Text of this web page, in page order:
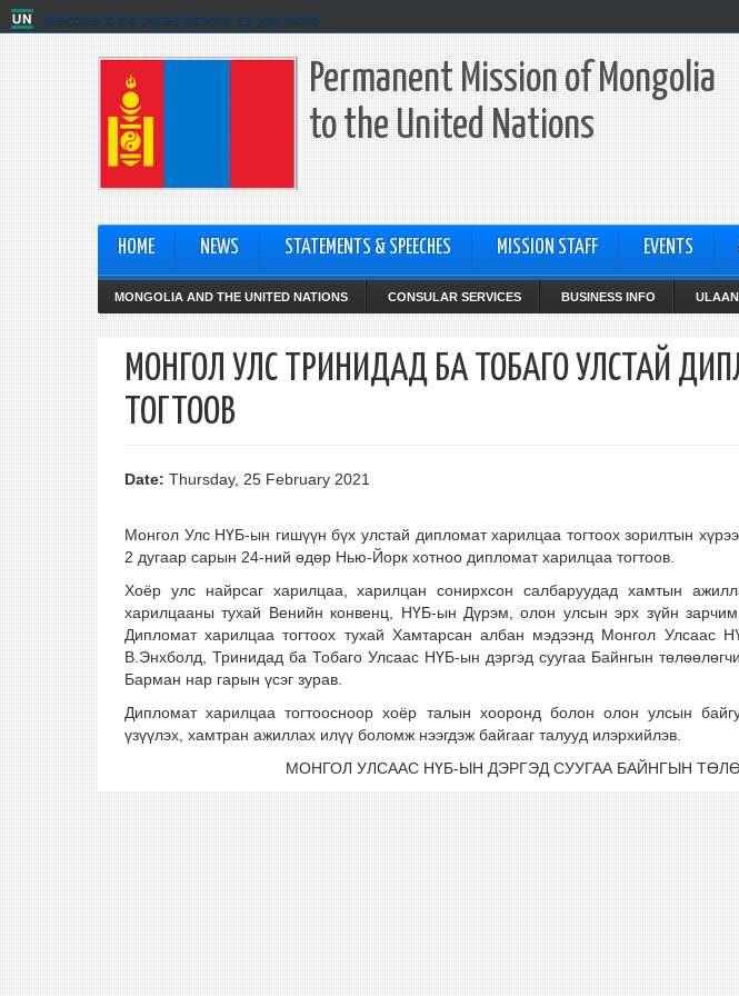
Welcome to the United Nations. It's your world.
Permanent Mission of Mongolia
to the United Nations
HOME NEWS STATEMENTS & SPEECHES MISSION STAFF EVENTS
MONGOLIA AND THE UNITED NATIONS CONSULAR SERVICES BUSINESS INFO
МОНГОЛ УЛС ТРИНИДАД БА ТОБАГО УЛСТАЙ
ТОГТООВ
Date: Thursday, 25 February 2021
Монгол Улс НҮБ-ын гишүүн бүх улстай дипломат харилцаа тогтоох зорилтын
2 дугаар сарын 24-ний өдөр Нью-Йорк хотноо дипломат харилцаа тогтоов.
Хоёр улс найрсаг харилцаа, харилцан сонирхсон салбаруудад хамтын
харилцааны тухай Венийн конвенц, НҮБ-ын Дүрэм, олон улсын эрх зүйн
Дипломат харилцаа тогтоох тухай Хамтарсан албан мэдээнд Монгол Улсаас
В.Энхболд, Тринидад ба Тобаго Улсаас НҮБ-ын дэргэд суугаа Байнгын
Барман нар гарын үсэг зурав.
Дипломат харилцаа тогтоосноор хоёр талын хооронд болон олон улсын
үзүүлэх, хамтран ажиллах илүү боломж нээгдэж байгааг талууд илэрхийлэв.
МОНГОЛ УЛСААС НҮБ-ЫН ДЭРГЭД СУУГАА БАЙНГЫН